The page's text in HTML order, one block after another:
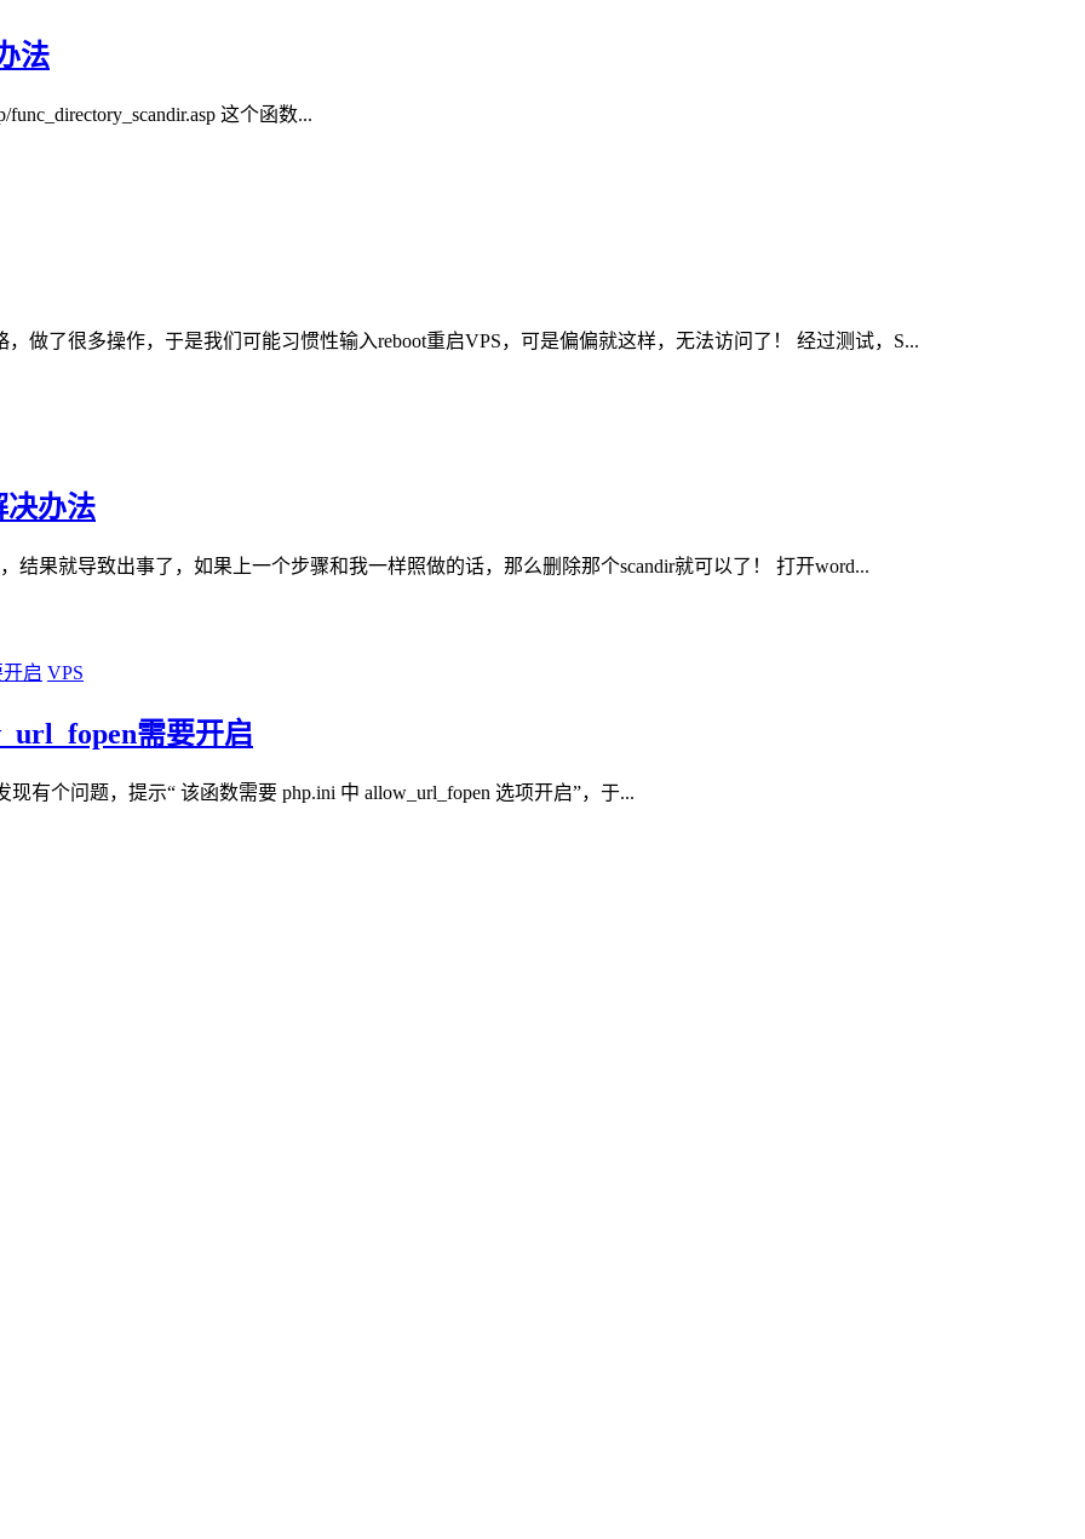
法
这个函数...
做了很多操作，于是我们可能习惯性输入reboot重启VPS，可是偏偏就这样，无法访问了！ 经过测试，S...
决办法
结果就导致出事了，如果上一个步骤和我一样照做的话，那么删除那个scandir就可以了！ 打开word...
VPS
需要开启
有个问题，提示“ 该函数需要 php.ini 中 allow_url_fopen 选项开启”，于...